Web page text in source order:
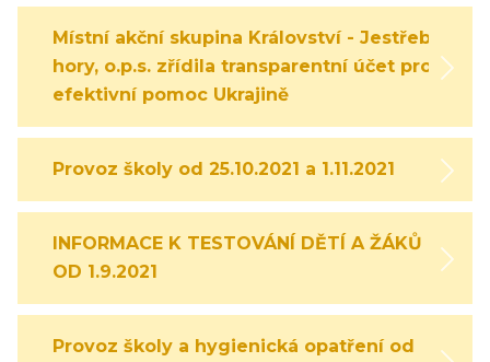
Místní akční skupina Království - Jestřebí
hory, o.p.s. zřídila transparentní účet pro
efektivní pomoc Ukrajině
Provoz školy od 25.10.2021 a 1.11.2021
INFORMACE K TESTOVÁNÍ DĚTÍ A ŽÁKŮ
OD 1.9.2021
Provoz školy a hygienická opatření od